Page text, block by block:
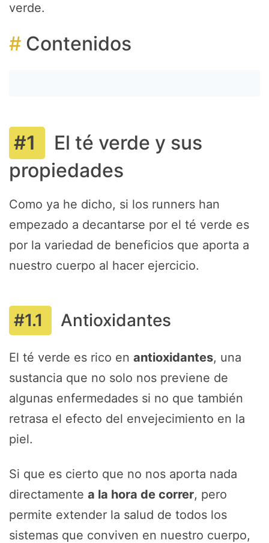
verde.
Contenidos
El té verde y sus
propiedades
Como ya he dicho, si los runners han
empezado a decantarse por el té verde es
por la variedad de beneficios que aporta a
nuestro cuerpo al hacer ejercicio.
Antioxidantes
El té verde es rico en antioxidantes, una
sustancia que no solo nos previene de
algunas enfermedades si no que también
retrasa el efecto del envejecimiento en la
piel.
Si que es cierto que no nos aporta nada
directamente a la hora de correr, pero
permite extender la salud de todos los
sistemas que conviven en nuestro cuerpo,